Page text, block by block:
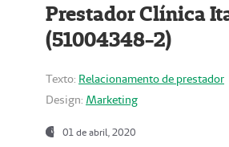
Prestador Clínica
(51004348-2)
Texto: Relacionamento de prestador
Design: Marketing
01 de abril, 2020